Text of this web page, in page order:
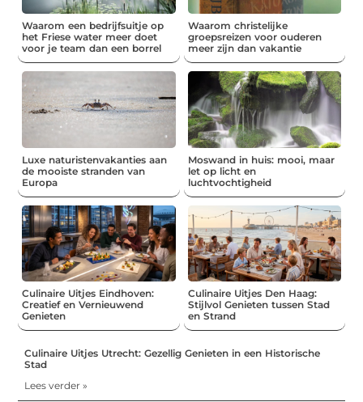
Waarom een bedrijfsuitje op
het Friese water meer doet
voor je team dan een borrel
Waarom christelijke
groepsreizen voor ouderen
meer zijn dan vakantie
Luxe naturistenvakanties aan
de mooiste stranden van
Europa
Moswand in huis: mooi, maar
let op licht en
luchtvochtigheid
Culinaire Uitjes Eindhoven:
Creatief en Vernieuwend
Genieten
Culinaire Uitjes Den Haag:
Stijlvol Genieten tussen Stad
en Strand
Culinaire Uitjes Utrecht: Gezellig Genieten in een Historische
Stad
Lees verder »